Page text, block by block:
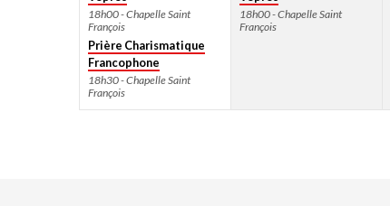
18h00 - Chapelle Saint
François
Prière Charismatique
Francophone
18h30 - Chapelle Saint
François
18h00 - Chapelle Saint
François